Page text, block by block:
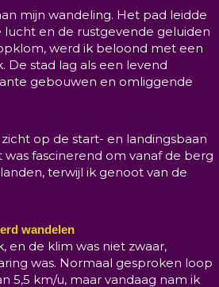
mijn wandeling. Het pad leidde
lucht en de rustgevende geluiden
werd ik beloond met een
stad lag als een levend
gebouwen en omliggende
op de start- en landingsbaan
fascinerend om vanaf de berg
terwijl ik genoot van de
wandelen
en de klim was niet zwaar,
was. Normaal gesproken loop
5,5 km/u, maar vandaag nam ik